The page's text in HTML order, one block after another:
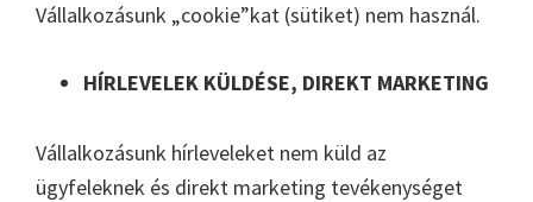
Vállalkozásunk „cookie”kat (sütiket) nem használ.
HÍRLEVELEK KÜLDÉSE, DIREKT MARKETING
Vállalkozásunk hírleveleket nem küld az
ügyfeleknek és direkt marketing tevékenységet